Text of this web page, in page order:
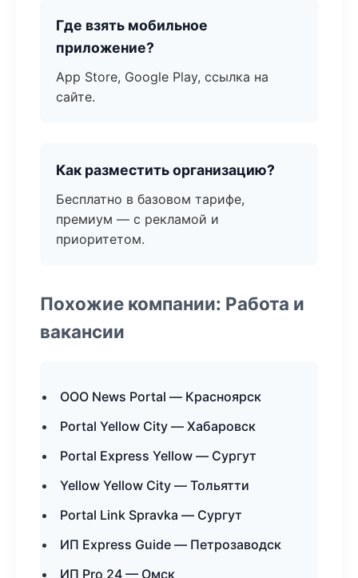
Где взять мобильное
приложение?
App Store, Google Play, ссылка на
сайте.
Как разместить организацию?
Бесплатно в базовом тарифе,
премиум — с рекламой и
приоритетом.
Похожие компании: Работа и
вакансии
ООО News Portal — Красноярск
Portal Yellow City — Хабаровск
Portal Express Yellow — Сургут
Yellow Yellow City — Тольятти
Portal Link Spravka — Сургут
ИП Express Guide — Петрозаводск
ИП Pro 24 — Омск